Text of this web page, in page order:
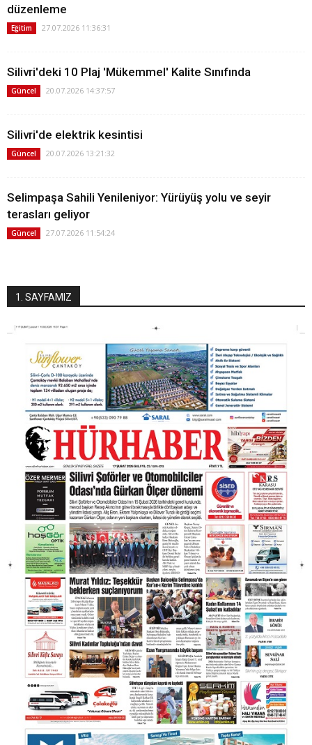
düzenleme
Eğitim 27.07.2026 11:36:31
Silivri'deki 10 Plaj 'Mükemmel' Kalite Sınıfında
Güncel 20.07.2026 14:37:57
Silivri'de elektrik kesintisi
Güncel 20.07.2026 13:21:32
Selimpaşa Sahili Yenileniyor: Yürüyüş yolu ve seyir
terasları geliyor
Güncel 27.07.2026 11:54:24
1. SAYFAMIZ